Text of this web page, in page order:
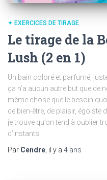
✦ EXERCICES DE TIRAGE
Le tirage de la
Lush (2 en 1)
Un bain coloré et parfumé,
ça n’a aucun autre but que de
même chose que le besoin
de bien-être, de plaisir, égoiste
je trouve qu’on tend à oublier
d’instants.
Par Cendre, il y a 4 ans